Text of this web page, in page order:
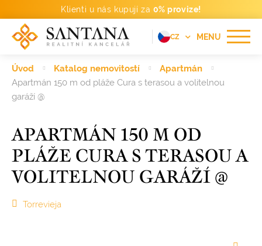
Klienti u nás kupují za 0% provize!
MENU
CZ
FR
RU
ES
Úvod Katalog nemovitostí
Apartmán
Apartmán 150 m od pláže Cura s terasou a volitelnou
garáží @
APARTMÁN 150 M OD
PLÁŽE CURA S TERASOU A
VOLITELNOU GARÁŽÍ @
Torrevieja